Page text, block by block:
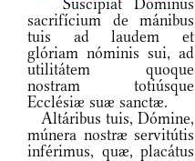
Suscípiat Dóminus
sacrifícium de mánibus
tuis ad laudem et
glóriam nóminis sui, ad
utilitátem quoque
nostram totiúsque
Ecclésiæ suæ sanctæ.
Altáribus tuis, Dómine,
múnera nostræ servitútis
inférimus, quæ, placátus